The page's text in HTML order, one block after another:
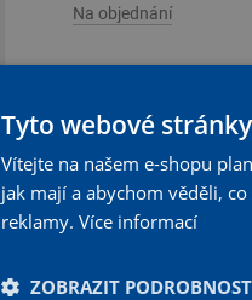
Na objednání
KS
Tyto webové
Vítejte na našem e-shopu
jak mají a abychom věděli,
reklamy. Více informací
ZOBRAZIT